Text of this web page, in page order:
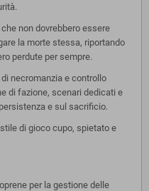
non dovrebbero essere
la morte stessa, riportando
perdute per sempre.
necromanzia e controllo
di fazione, scenari dedicati e
e sul sacrificio.
di gioco cupo, spietato e
per la gestione delle